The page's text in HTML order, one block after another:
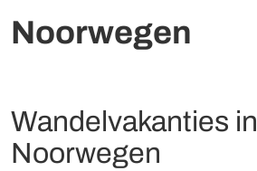
Noorwegen
Wandelvakanties in
Noorwegen